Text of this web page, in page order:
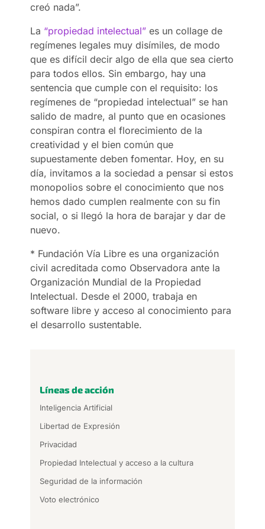
creó nada”.
La “propiedad intelectual” es un collage de
regímenes legales muy disímiles, de modo
que es difícil decir algo de ella que sea cierto
para todos ellos. Sin embargo, hay una
sentencia que cumple con el requisito: los
regímenes de “propiedad intelectual” se han
salido de madre, al punto que en ocasiones
conspiran contra el florecimiento de la
creatividad y el bien común que
supuestamente deben fomentar. Hoy, en su
día, invitamos a la sociedad a pensar si estos
monopolios sobre el conocimiento que nos
hemos dado cumplen realmente con su fin
social, o si llegó la hora de barajar y dar de
nuevo.
* Fundación Vía Libre es una organización
civil acreditada como Observadora ante la
Organización Mundial de la Propiedad
Intelectual. Desde el 2000, trabaja en
software libre y acceso al conocimiento para
el desarrollo sustentable.
Líneas de acción
Inteligencia Artificial
Libertad de Expresión
Privacidad
Propiedad Intelectual y acceso a la cultura
Seguridad de la información
Voto electrónico